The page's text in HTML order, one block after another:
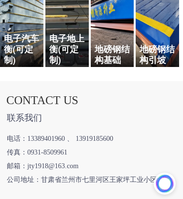
电子汽车
衡(可定
制)
电子地上
衡(可定
制)
地磅钢结
构基础
地磅钢结
构引坡
联系我们
电话： 13389401960
13919185600
传真： 0931-8509961
邮箱：jty1918@163.com
公司地址：甘肃省兰州市七里河区王家坪工业小区293号
CONTACT US